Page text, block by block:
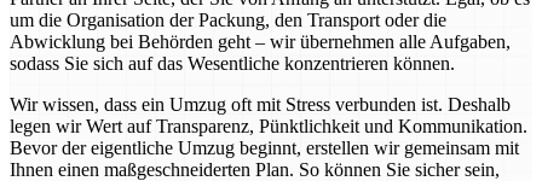
um die Organisation der Packung, den Transport oder die
Abwicklung bei Behörden geht – wir übernehmen alle Aufgaben,
sodass Sie sich auf das Wesentliche konzentrieren können.
Wir wissen, dass ein Umzug oft mit Stress verbunden ist. Deshalb
legen wir Wert auf Transparenz, Pünktlichkeit und Kommunikation.
Bevor der eigentliche Umzug beginnt, erstellen wir gemeinsam mit
Ihnen einen maßgeschneiderten Plan. So können Sie sicher sein,